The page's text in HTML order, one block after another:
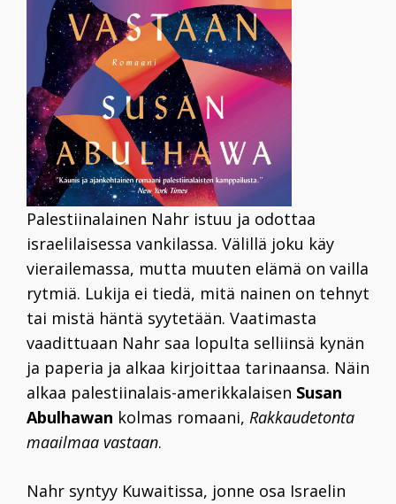
Palestiinalainen Nahr istuu ja odottaa
israelilaisessa vankilassa. Välillä joku käy
vierailemassa, mutta muuten elämä on vailla
rytmiä. Lukija ei tiedä, mitä nainen on tehnyt
tai mistä häntä syytetään. Vaatimasta
vaadittuaan Nahr saa lopulta selliinsä kynän
ja paperia ja alkaa kirjoittaa tarinaansa. Näin
alkaa palestiinalais-amerikkalaisen Susan
Abulhawan kolmas romaani, Rakkaudetonta
maailmaa vastaan.
Nahr syntyy Kuwaitissa, jonne osa Israelin